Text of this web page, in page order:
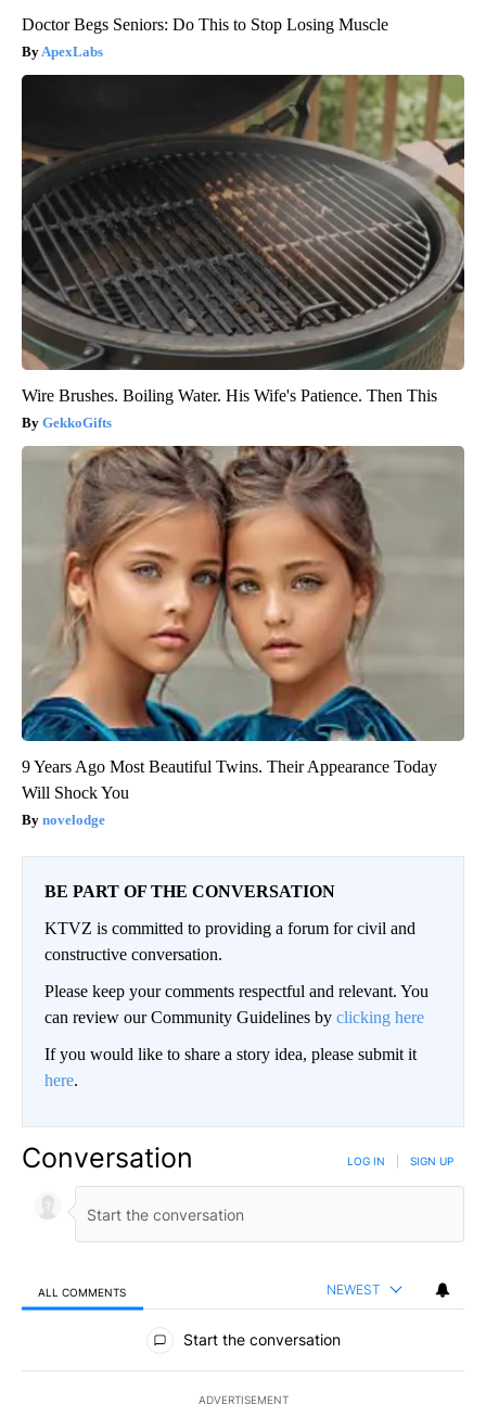
Doctor Begs Seniors: Do This to Stop Losing Muscle
ApexLabs
Wire Brushes. Boiling Water. His Wife's Patience. Then This
GekkoGifts
9 Years Ago Most Beautiful Twins. Their Appearance Today
Will Shock You
novelodge
BE PART OF THE CONVERSATION
KTVZ is committed to providing a forum for civil and
constructive conversation.
Please keep your comments respectful and relevant. You
can review our Community Guidelines by clicking here
If you would like to share a story idea, please submit it
here.
Conversation LOG IN SIGN UP
ALL COMMENTS NEWEST
All Comments
Start the conversation
ADVERTISEMENT